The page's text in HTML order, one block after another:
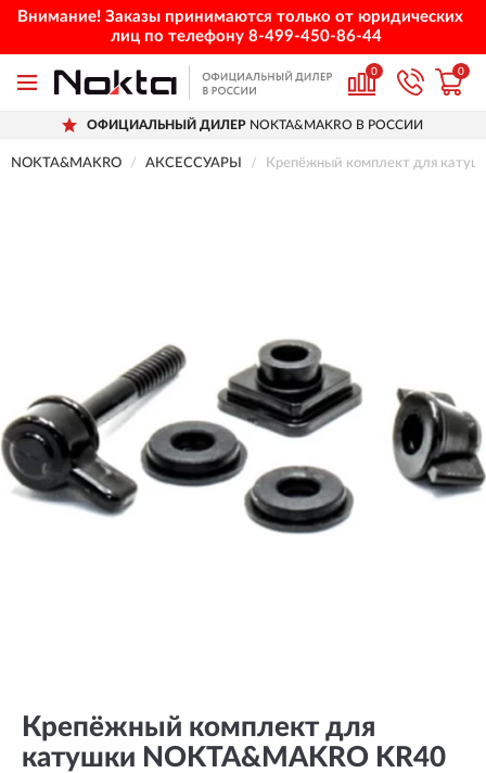
Внимание! Заказы принимаются только от юридических
лиц по телефону 8-499-450-86-44
0 0
ОФИЦИАЛЬНЫЙ ДИЛЕРNOKTA&MAKRO В РОССИИ
NOKTA&MAKRO АКСЕССУАРЫ Крепёжный комплект для
Крепёжный комплект для
катушки NOKTA&MAKRO KR40